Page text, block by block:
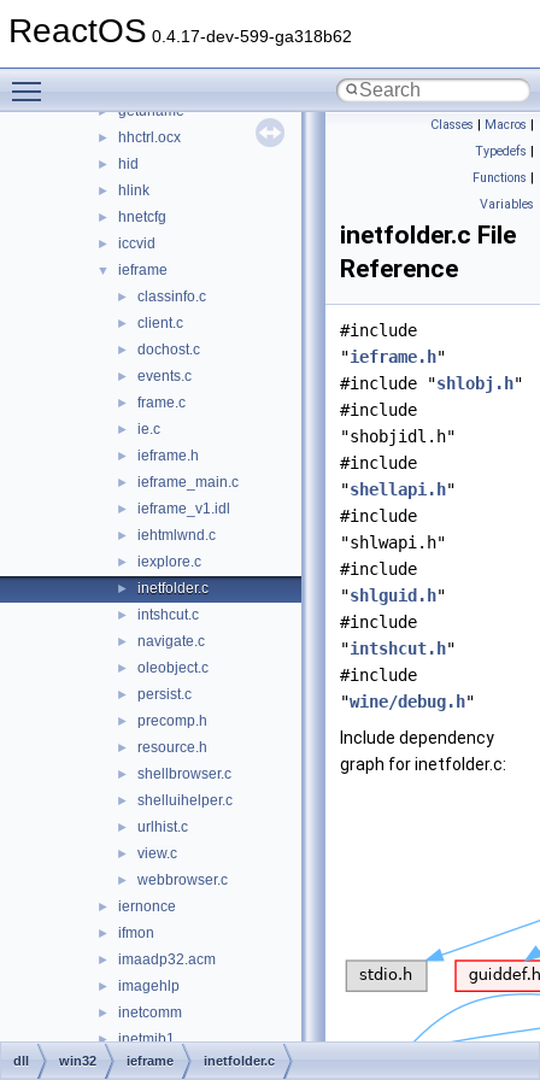
ReactOS 0.4.17-dev-599-ga318b62
► framedyn
► getuname
► hhctrl.ocx
► hid
► hlink
► hnetcfg
► iccvid
▼ ieframe
► classinfo.c
► client.c
► dochost.c
► events.c
► frame.c
► ie.c
► ieframe.h
► ieframe_main.c
► ieframe_v1.idl
► iehtmlwnd.c
► iexplore.c
► inetfolder.c
► intshcut.c
► navigate.c
► oleobject.c
► persist.c
► precomp.h
► resource.h
► shellbrowser.c
► shelluihelper.c
► urlhist.c
► view.c
► webbrowser.c
► iernonce
► ifmon
► imaadp32.acm
► imagehlp
► inetcomm
► inetmib1
► initpki
Classes | Macros |
Typedefs |
Functions |
Variables
inetfolder.c File
Reference
#include
"ieframe.h"
#include "shlobj.h"
#include
"shobjidl.h"
#include
"shellapi.h"
#include
"shlwapi.h"
#include
"shlguid.h"
#include
"intshcut.h"
#include
"wine/debug.h"
Include dependency
graph for inetfolder.c:
dll win32 ieframe inetfolder.c